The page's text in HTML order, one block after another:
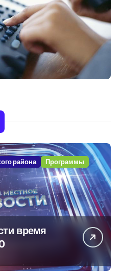
района Программы
время